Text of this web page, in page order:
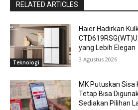
RELATED ARTICLES
Teknologi
Haier Hadirkan
yang Lebih Elegan
3 Agustus 2026
MK Putuskan
Tetap Bisa
Sediakan Pilihan